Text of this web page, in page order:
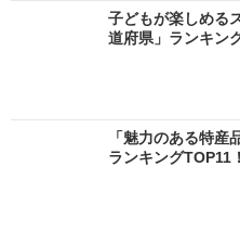
子どもが楽しめる
道府県」ランキ
「魅力のある特産
ランキング